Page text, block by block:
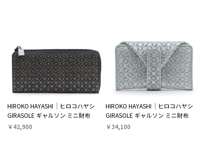
HIROKO HAYASHI
ヒロコハヤシ
GIRASOLE ギャルソン ミニ財布
￥42,900
HIROKO HAYASHI
ヒロコハヤシ
GIRASOLE ギャルソン ミニ財布
￥34,100